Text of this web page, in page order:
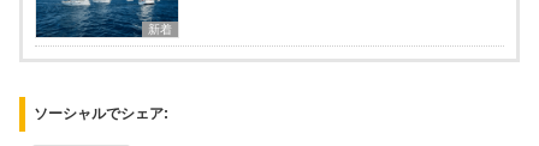
新着
ソーシャルでシェア: